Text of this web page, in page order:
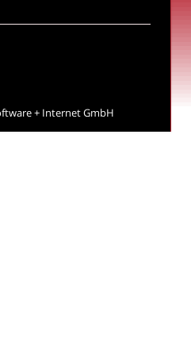
+ Internet GmbH